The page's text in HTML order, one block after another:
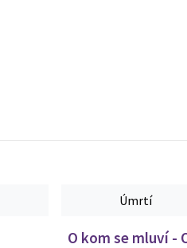
Úmrtí
O kom se mluví -